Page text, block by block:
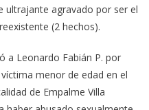
ultrajante agravado por ser el
(2 hechos).
a Leonardo Fabián P. por
menor de edad en el
de Empalme Villa